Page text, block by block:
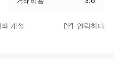
좌 개설 연락하다